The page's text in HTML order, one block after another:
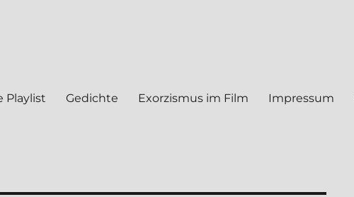
Play­list Gedich­te Exor­zis­mus im Film Impres­sum